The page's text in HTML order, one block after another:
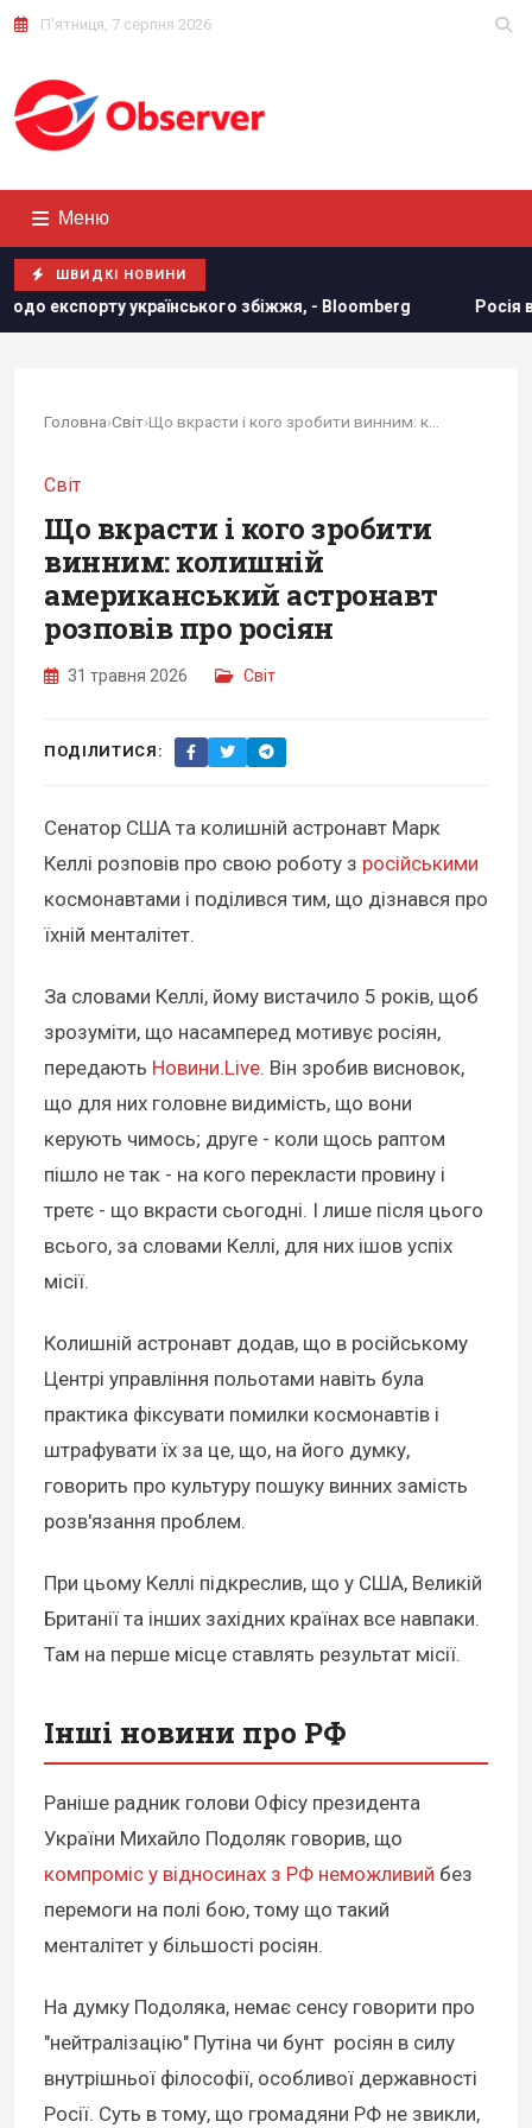
П'ятниця, 7 серпня 2026
Меню
ШВИДКІ НОВИНИ
збіжжя, - Bloomberg Росія встановила
Головна›Світ›
Світ
Що вкрасти і кого зробити
винним: колишній
американський астронавт
розповів про росіян
31 травня 2026 Світ
ПОДІЛИТИСЯ:
Сенатор США та колишній астронавт Марк
Келлі розповів про свою роботу з російськими
космонавтами і поділився тим, що дізнався про
їхній менталітет.
За словами Келлі, йому вистачило 5 років, щоб
зрозуміти, що насамперед мотивує росіян,
передають Новини.Live. Він зробив висновок,
що для них головне видимість, що вони
керують чимось; друге - коли щось раптом
пішло не так - на кого перекласти провину і
третє - що вкрасти сьогодні. І лише після цього
всього, за словами Келлі, для них ішов успіх
місії.
Колишній астронавт додав, що в російському
Центрі управління польотами навіть була
практика фіксувати помилки космонавтів і
штрафувати їх за це, що, на його думку,
говорить про культуру пошуку винних замість
розв'язання проблем.
При цьому Келлі підкреслив, що у США, Великій
Британії та інших західних країнах все навпаки.
Там на перше місце ставлять результат місії.
Інші новини про РФ
Раніше радник голови Офісу президента
України Михайло Подоляк говорив, що
компроміс у відносинах з РФ неможливий без
перемоги на полі бою, тому що такий
менталітет у більшості росіян.
На думку Подоляка, немає сенсу говорити про
"нейтралізацію" Путіна чи бунт росіян в силу
внутрішньої філософії, особливої державності
Росії. Суть в тому, що громадяни РФ не звикли,